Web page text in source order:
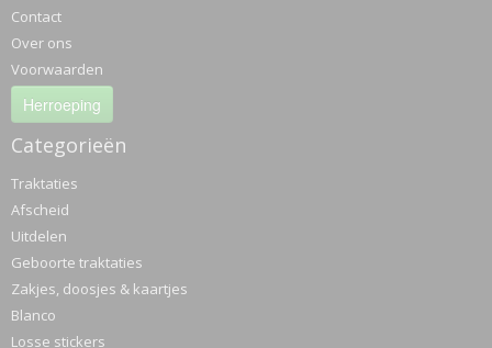
Contact
Over ons
Voorwaarden
Herroeping
Categorieën
Traktaties
Afscheid
Uitdelen
Geboorte traktaties
Zakjes, doosjes & kaartjes
Blanco
Losse stickers